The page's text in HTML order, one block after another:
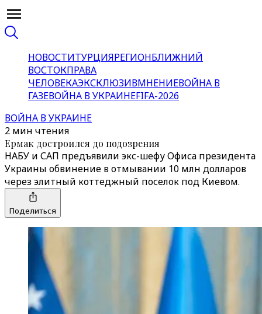
НОВОСТИТУРЦИЯРЕГИОНБЛИЖНИЙ
ВОСТОКПРАВА
ЧЕЛОВЕКАЭКСКЛЮЗИВМНЕНИЕВОЙНА В
ГАЗЕВОЙНА В УКРАИНЕFIFA-2026
ВОЙНА В УКРАИНЕ
2 мин чтения
Ермак достроился до подозрения
НАБУ и САП предъявили экс-шефу Офиса президента
Украины обвинение в отмывании 10 млн долларов
через элитный коттеджный поселок под Киевом.
Поделиться